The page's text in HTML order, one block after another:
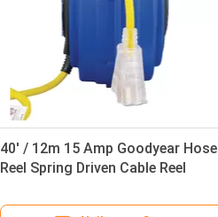
40' / 12m 15 Amp Goodyear Hose
Reel Spring Driven Cable Reel